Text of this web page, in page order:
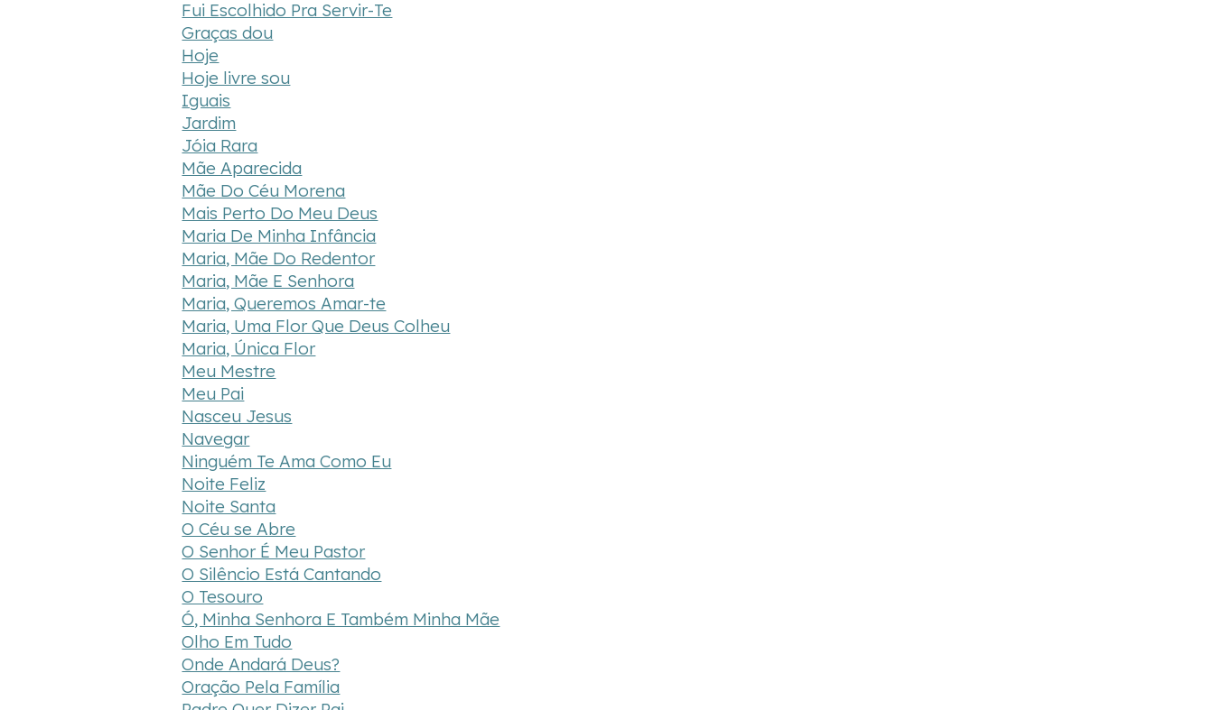
Fui Escolhido Pra Servir-Te
Graças dou
Hoje
Hoje livre sou
Iguais
Jardim
Jóia Rara
Mãe Aparecida
Mãe Do Céu Morena
Mais Perto Do Meu Deus
Maria De Minha Infância
Maria, Mãe Do Redentor
Maria, Mãe E Senhora
Maria, Queremos Amar-te
Maria, Uma Flor Que Deus Colheu
Maria, Única Flor
Meu Mestre
Meu Pai
Nasceu Jesus
Navegar
Ninguém Te Ama Como Eu
Noite Feliz
Noite Santa
O Céu se Abre
O Senhor É Meu Pastor
O Silêncio Está Cantando
O Tesouro
Ó, Minha Senhora E Também Minha Mãe
Olho Em Tudo
Onde Andará Deus?
Oração Pela Família